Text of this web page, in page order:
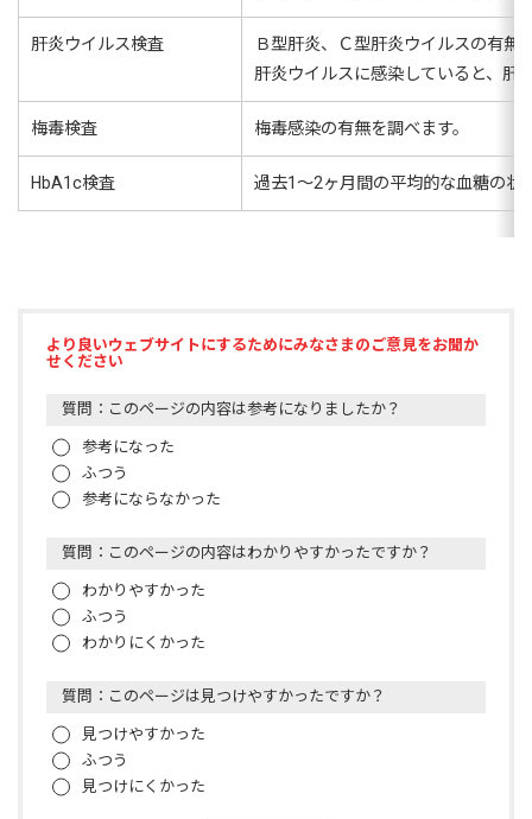
肝炎ウイルス検査
Ｂ型肝炎、Ｃ型肝炎ウイルスの有無
肝炎ウイルスに感染していると、肝
梅毒検査 梅毒感染の有無を調べます。
HbA1c検査 過去1～2ヶ月間の平均的な血糖の状
より良いウェブサイトにするためにみなさまのご意見をお聞か
せください
質問：このページの内容は参考になりましたか？
参考になった
ふつう
参考にならなかった
質問：このページの内容はわかりやすかったですか？
わかりやすかった
ふつう
わかりにくかった
質問：このページは見つけやすかったですか？
見つけやすかった
ふつう
見つけにくかった